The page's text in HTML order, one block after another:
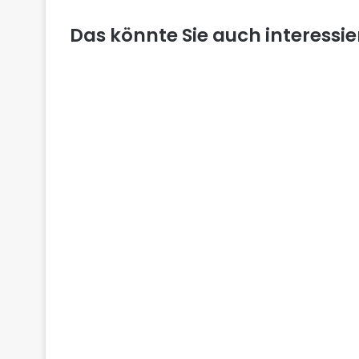
Das könnte Sie auch